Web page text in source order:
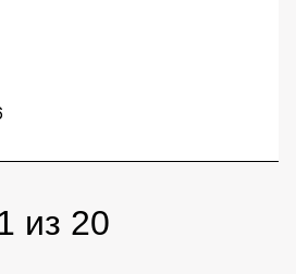
над проектом. О том,
разработок
из 20